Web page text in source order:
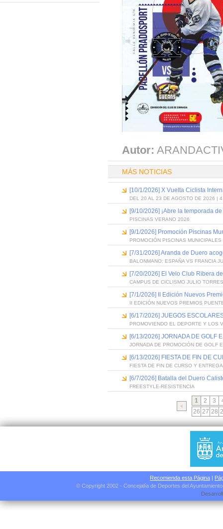
Autor:
MÁS NOTICIAS
[10/1/2026] X Vuelta Ciclista
DEL 20 AL 23 DE AGOSTO DE 2026 | 4
[9/10/2026] ¡Abre la temporada
PISCINAS VERANO 2026
[9/1/2026] Promoción Piscinas
PROMOCIÓN PISCINAS
[7/31/2026] Aranda de Duero
BALONMANO: ESPAÑA VS FRANCIA
[7/20/2026] El Velo Club Ribera
CAMPUS DE CICLISMO JULIO
[7/1/2026] II Edición Nuevos
II EDICIÓN NUEVOS PREMIOS
[6/17/2026] JUEGOS
PROMOVIENDO EL DEPORTE Y LOS
[6/13/2026] JORNADA DE GOLF
JORNADA DE PROMOCIÓN DE GOLF
[6/13/2026] FIESTA DE FIN DE
FIESTA DE FIN DE CURSO Y
[6/7/2026] Batalla del Duero
FREESTYLE-RESISTENCIA
1 2 3
26 27 28
Recomienda esta Página |
© Copyright 2002 - Concejalía de Deportes del